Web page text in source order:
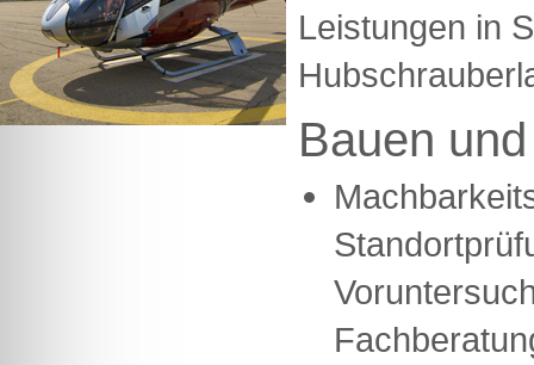
Leistungen in
Bauen